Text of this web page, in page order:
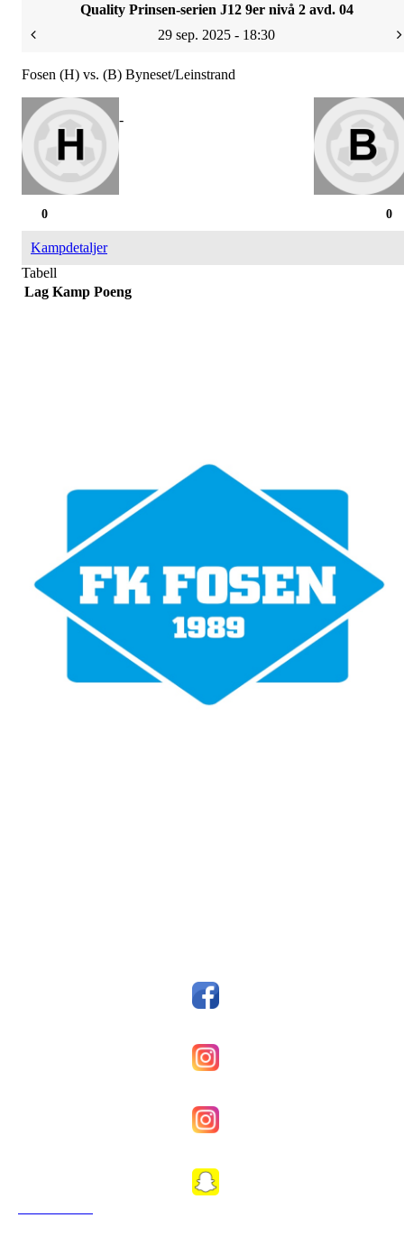
Quality Prinsen-serien J12 9er nivå 2 avd. 04
29 sep. 2025 - 18:30
Fosen (H) vs. (B) Byneset/Leinstrand
-
0
0
Kampdetaljer
Tabell
Lag Kamp Poeng